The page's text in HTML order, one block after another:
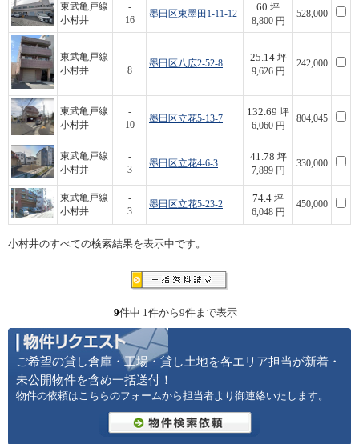
東武亀戸線
小村井
-
16
墨田区東墨田1-11-12
60 坪
8,800 円
528,000
東武亀戸線
小村井
-
8
墨田区八広2-52-8
25.14坪
9,626 円
242,000
東武亀戸線
小村井
-
10
墨田区立花5-13-7
132.69 坪
6,060 円
804,045
東武亀戸線
小村井
-
3
墨田区立花4-6-3
41.78 坪
7,899 円
330,000
東武亀戸線
小村井
-
3
墨田区立花5-23-2
74.4 坪
6,048 円
450,000
小村井のすべての検索結果を表示中です。
9件中 1件から9件まで表示
ご希望の貸し倉庫・工場・貸し土地を各エリア担当が新着・
未公開物件を含め一括送付！
物件の依頼はこちらのフォームから担当者より御連絡いたします。